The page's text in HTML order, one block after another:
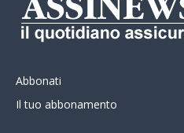
Abbonati
Il tuo abbonamento